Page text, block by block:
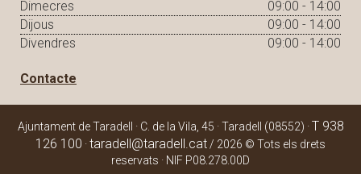
Dimecres
09:00 - 14:00
Dijous
09:00 - 14:00
Divendres
09:00 - 14:00
Contacte
Ajuntament de Taradell · C. de la Vila, 45 · Taradell (08552) ·T 938
126 100 ·taradell@taradell.cat / 2026 © Tots els drets
reservats · NIF P08.278.00D